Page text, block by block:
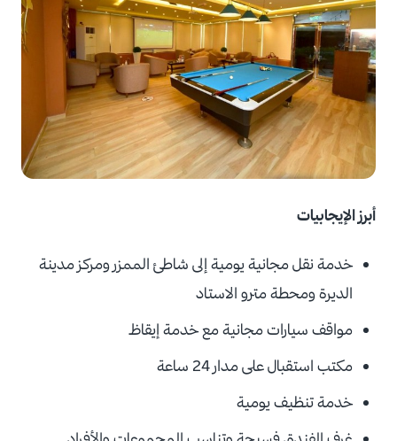
أبرز الإيجابيات
خدمة نقل مجانية يومية إلى شاطئ الممزر ومركز مدينة
الديرة ومحطة مترو الاستاد
مواقف سيارات مجانية مع خدمة إيقاظ
مكتب استقبال على مدار 24 ساعة
خدمة تنظيف يومية